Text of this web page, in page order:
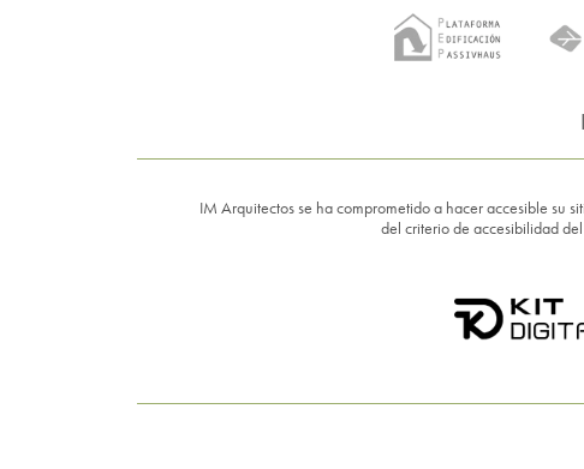
IM Arquitectos se ha comprometido a hacer accesible su
del criterio de accesibilidad